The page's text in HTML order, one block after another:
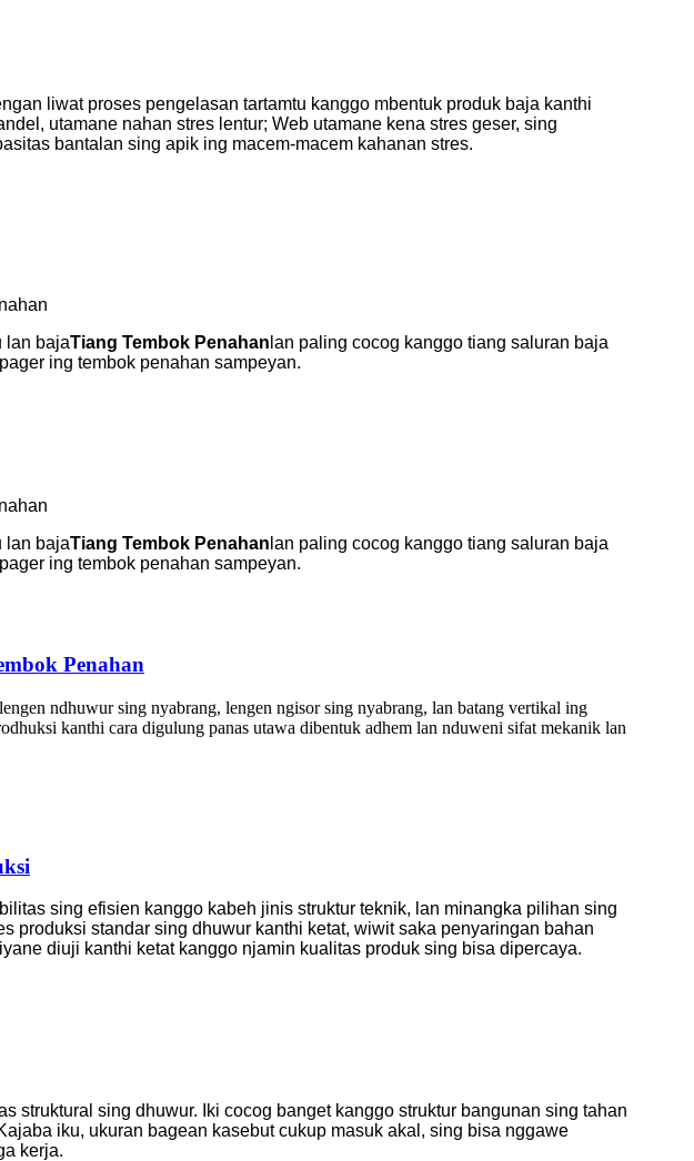
liwat proses pengelasan tartamtu kanggo mbentuk produk baja kanthi
utamane nahan stres lentur; Web utamane kena stres geser, sing
bantalan sing apik ing macem-macem kahanan stres.
lan bajaTiang Tembok Penahan lan paling cocog kanggo tiang saluran baja
ing tembok penahan sampeyan.
lan bajaTiang Tembok Penahan lan paling cocog kanggo tiang saluran baja
ing tembok penahan sampeyan.
Penahan
ndhuwur sing nyabrang, lengen ngisor sing nyabrang, lan batang vertikal ing
kanthi cara digulung panas utawa dibentuk adhem lan nduweni sifat mekanik lan
sing efisien kanggo kabeh jinis struktur teknik, lan minangka pilihan sing
produksi standar sing dhuwur kanthi ketat, wiwit saka penyaringan bahan
diuji kanthi ketat kanggo njamin kualitas produk sing bisa dipercaya.
struktural sing dhuwur. Iki cocog banget kanggo struktur bangunan sing tahan
iku, ukuran bagean kasebut cukup masuk akal, sing bisa nggawe
kerja.